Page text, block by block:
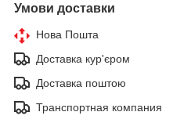
Умови доставки
Нова Пошта
Доставка кур'єром
Доставка поштою
Транспортная компания